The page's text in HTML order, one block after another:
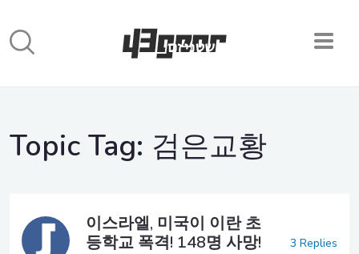
Topic Tag: 검은교황
이스라엘, 미국이 이란 초
등학교 폭격! 148명 사망!
3 Replies